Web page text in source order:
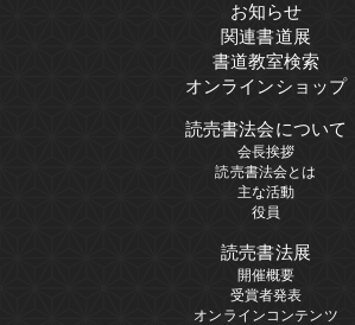
お知らせ
関連書道展
書道教室検索
オンラインショップ
読売書法会について
会長挨拶
読売書法会とは
主な活動
役員
読売書法展
開催概要
受賞者発表
オンラインコンテンツ